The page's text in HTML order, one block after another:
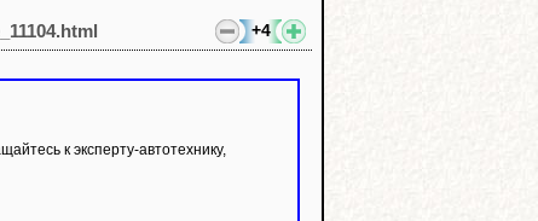
+4
к эксперту-автотехнику,